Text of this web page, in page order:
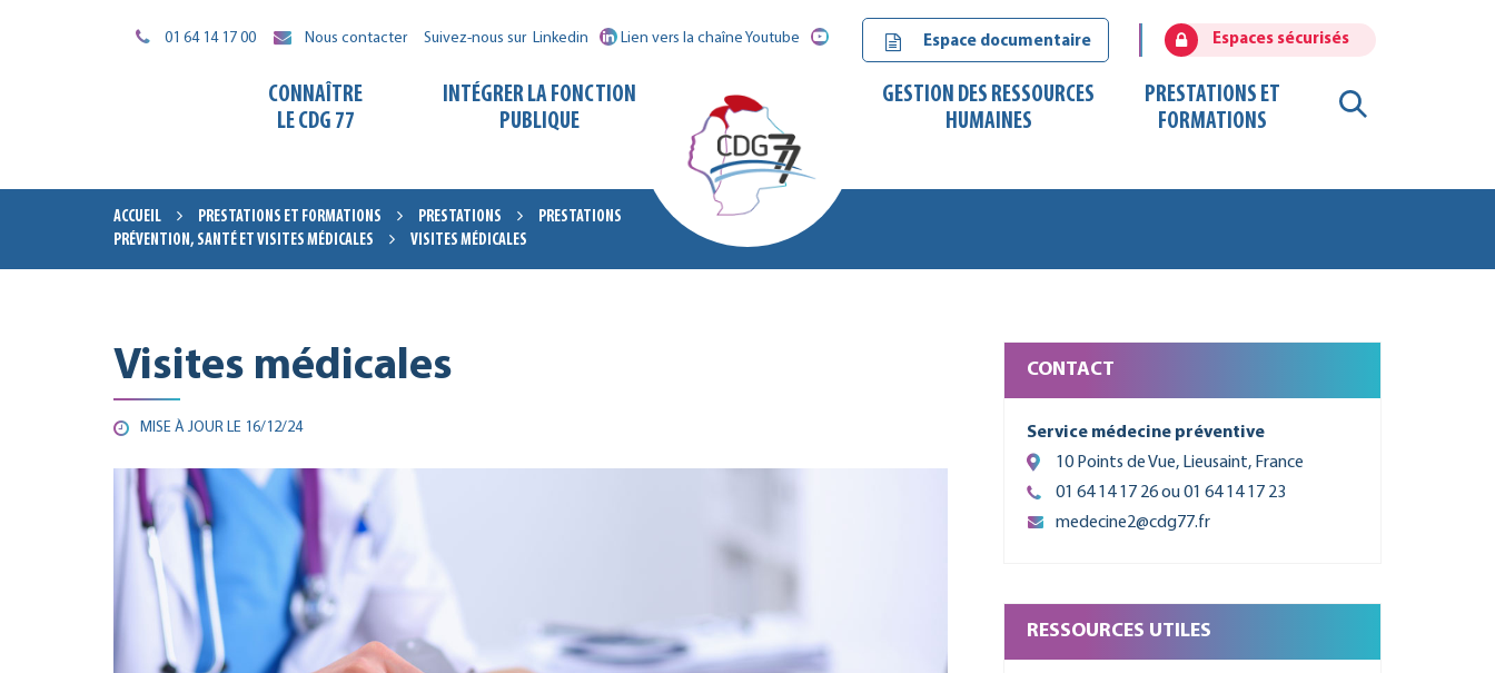
01 64 14 17 00 Nous contacter Suivez-nous sur Linkedin Lien vers la chaîne Youtube Espace documentaire Espaces sécurisés
CDG
77
CONNAÎTRE
LE CDG 77
INTÉGRER LA FONCTION
PUBLIQUE
GESTION DES RESSOURCES
HUMAINES
PRESTATIONS ET
FORMATIONS
ACCUEIL PRESTATIONS ET FORMATIONS PRESTATIONS
PRESTATIONS
PRÉVENTION, SANTÉ ET VISITES MÉDICALES
VISITES MÉDICALES
Visites médicales
MISE À JOUR LE 16/12/24
CONTACT
Service médecine préventive
10 Points de Vue, Lieusaint, France
01 64 14 17 26 ou 01 64 14 17 23
medecine2@cdg77.fr
RESSOURCES UTILES